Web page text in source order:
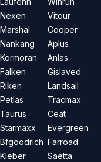
Nexen
Marshal
Nankang
Kormoran
Falken
Riken
Petlas
Taurus
Starmaxx
Bfgoodrich
Kleber
Vitour
Cooper
Aplus
Anlas
Gislaved
Landsail
Tracmax
Ceat
Evergreen
Farroad
Saetta